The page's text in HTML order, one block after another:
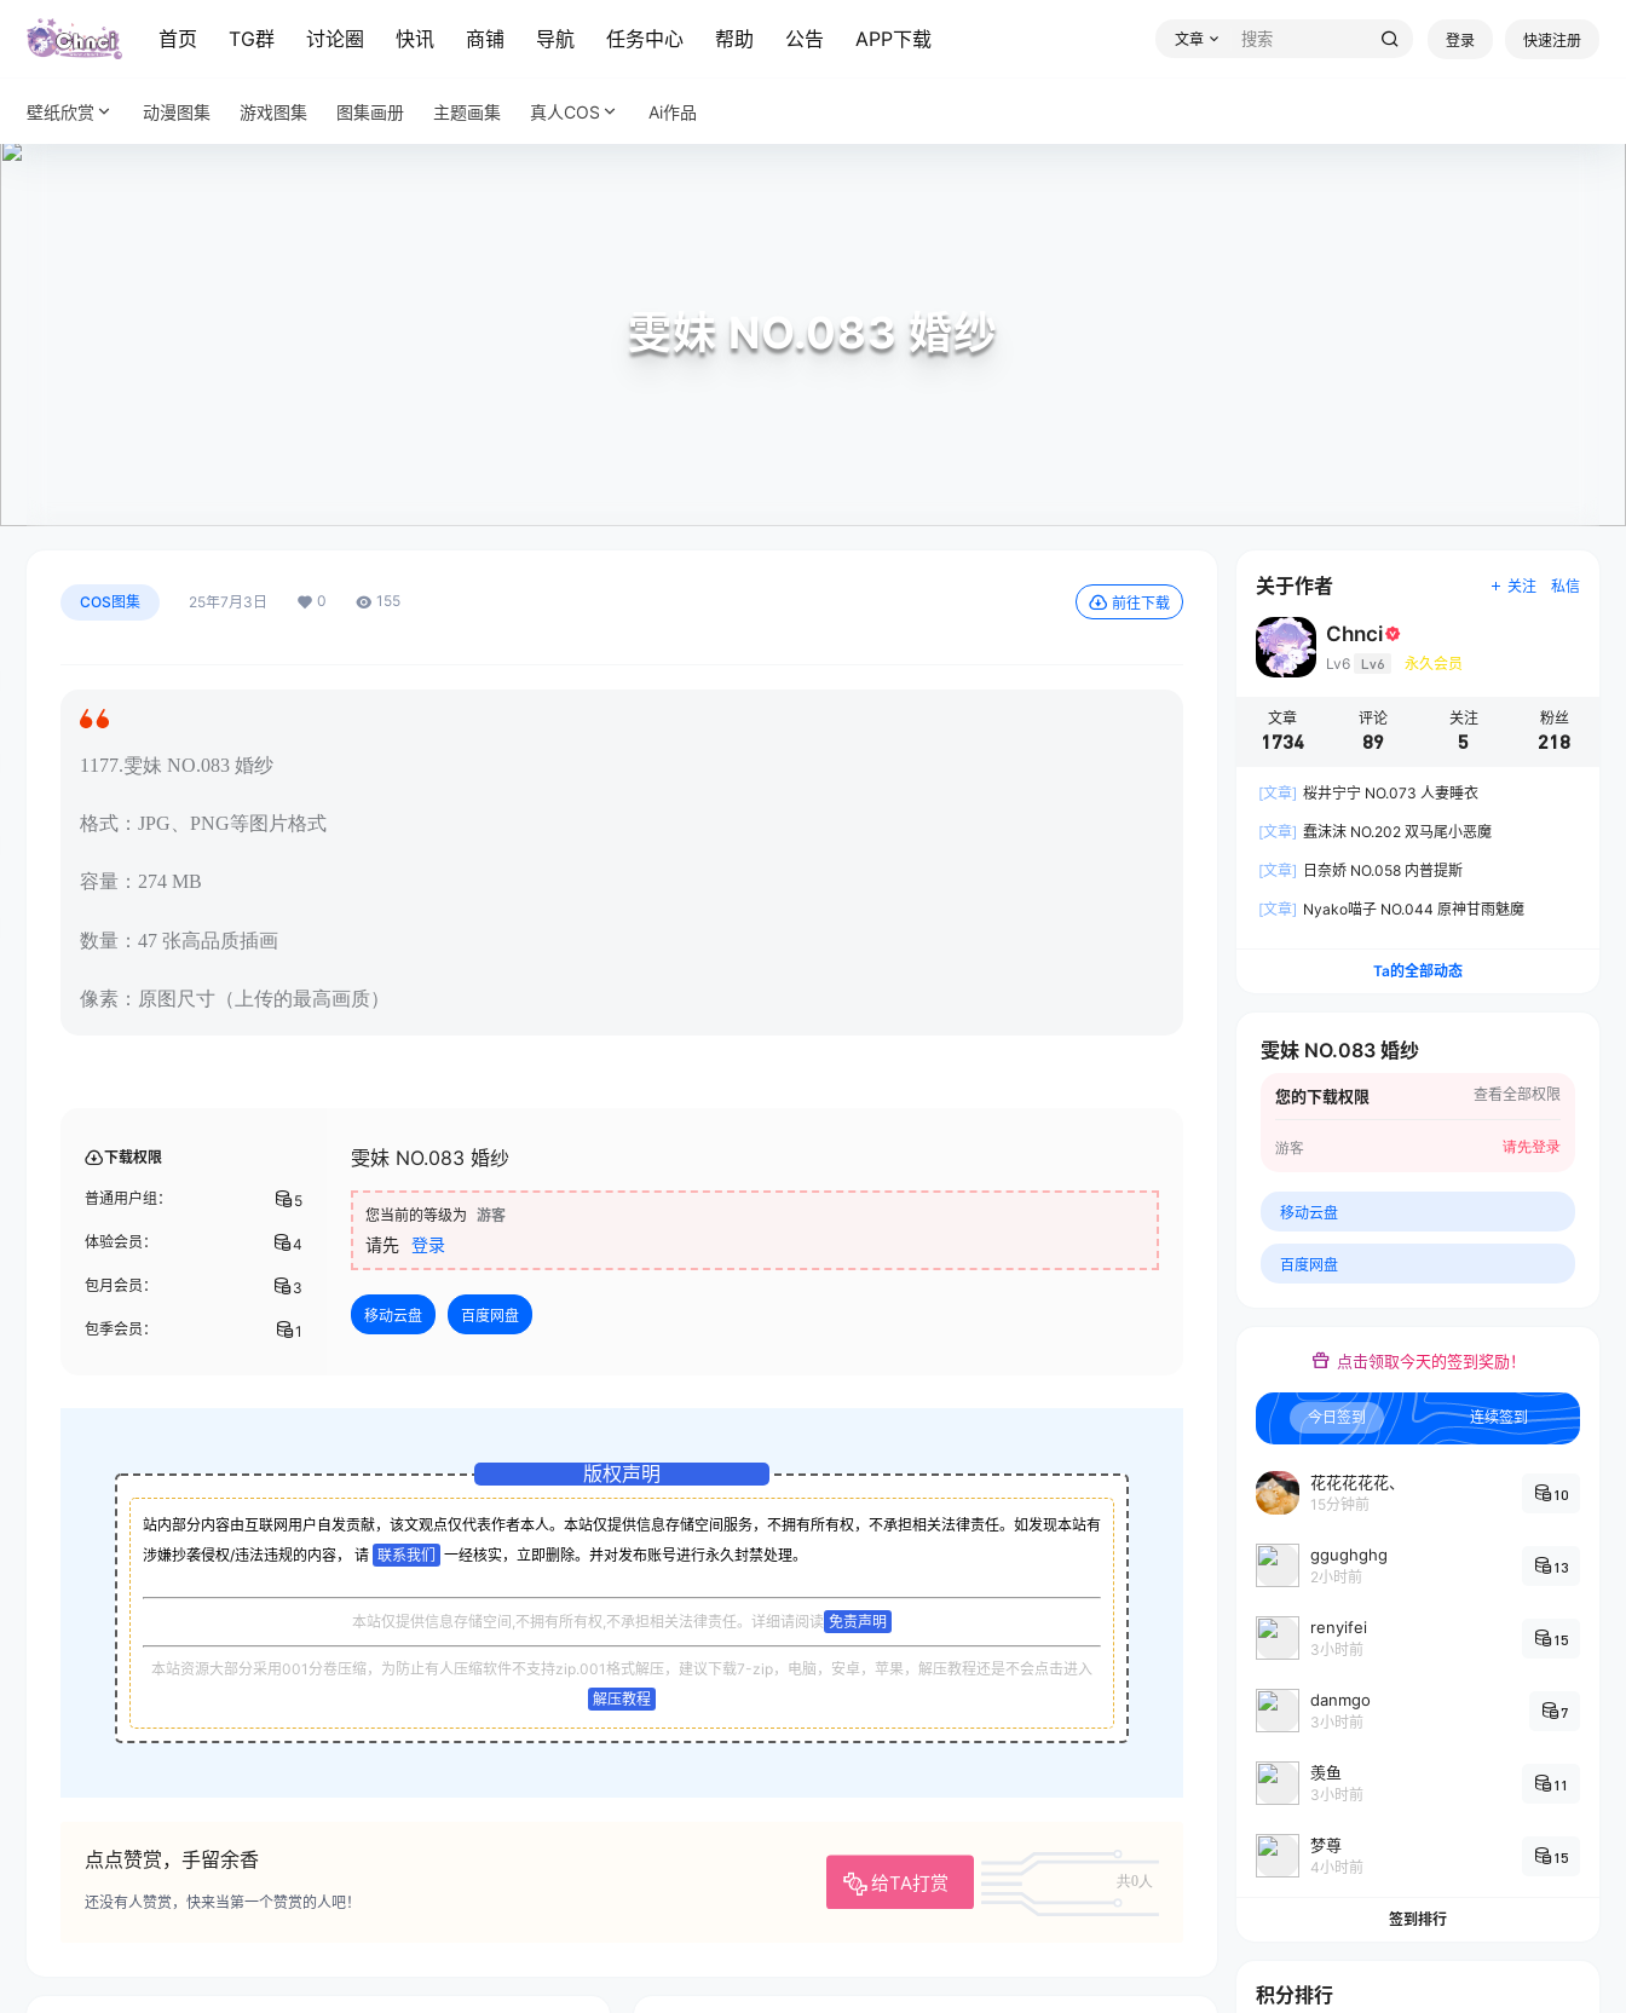
首页 TG群 讨论圈 快讯 商铺 导航 任务中心 帮助 公告 APP下载 文章 登录 快速注册
壁纸欣赏 动漫图集 游戏图集 图集画册 主题画集 真人COS Ai作品
雯妹 NO.083 婚纱
COS图集 25年7月3日 0 155 前往下载
1177.雯妹 NO.083 婚纱
格式：JPG、PNG等图片格式
容量：274 MB
数量：47 张高品质插画
像素：原图尺寸（上传的最高画质）
下载权限
普通用户组： 5
体验会员： 4
包月会员： 3
包季会员： 1
雯妹 NO.083 婚纱
您当前的等级为 游客
请先 登录
移动云盘 百度网盘
版权声明
站内部分内容由互联网用户自发贡献，该文观点仅代表作者本人。本站仅提供信息存储空间服务，不拥有所有权，不承担相关法律责任。如发现本站有
涉嫌抄袭侵权/违法违规的内容， 请 联系我们 一经核实，立即删除。并对发布账号进行永久封禁处理。
本站仅提供信息存储空间,不拥有所有权,不承担相关法律责任。详细请阅读 免责声明
本站资源大部分采用001分卷压缩，为防止有人压缩软件不支持zip.001格式解压，建议下载7-zip，电脑，安卓，苹果，解压教程还是不会点击进入
解压教程
点点赞赏，手留余香
给TA打赏 共0人
还没有人赞赏，快来当第一个赞赏的人吧！
关于作者 关注 私信
Chnci
Lv6 Lv6 永久会员
文章
1734
评论
89
关注
5
粉丝
218
[文章] 桜井宁宁 NO.073 人妻睡衣
[文章] 蠢沫沫 NO.202 双马尾小恶魔
[文章] 日奈娇 NO.058 内普提斯
[文章] Nyako喵子 NO.044 原神甘雨魅魔
Ta的全部动态
雯妹 NO.083 婚纱
您的下载权限 查看全部权限
游客 请先登录
移动云盘
百度网盘
点击领取今天的签到奖励！
今日签到 连续签到
花花花花花、
15分钟前
10
ggughghg
2小时前
13
renyifei
3小时前
15
danmgo
3小时前
7
羡鱼
3小时前
11
梦尊
4小时前
15
签到排行
积分排行